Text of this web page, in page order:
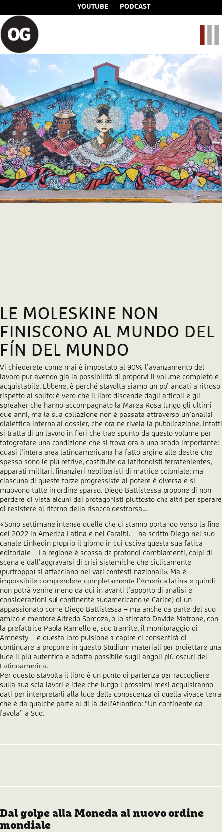
YOUTUBE PODCAST
LE MOLESKINE NON
FINISCONO AL MUNDO DEL
FÍN DEL MUNDO
Vi chiederete come mai è impostato al 90% l’avanzamento del
lavoro pur avendo già la possibilità di proporvi il volume completo e
acquistabile. Ebbene, è perché stavolta siamo un po’ andati a ritroso
rispetto al solito: è vero che il libro discende dagli articoli e gli
spreaker che hanno accompagnato la Marea Rosa lungo gli ultimi
due anni, ma la sua collazione non è passata attraverso un’analisi
dialettica interna al dossier, che ora ne rivela la pubblicazione. Infatti
si tratta di un lavoro in fieri che trae spunto da questo volume per
fotografare una condizione che si trova ora a uno snodo importante:
quasi l’intera area latinoamericana ha fatto argine alle destre che
spesso sono le più retrive, costituite da latifondisti terratenientes,
apparati militari, finanzieri neoliberisti di matrice coloniale; ma
ciascuna di queste forze progressiste al potere è diversa e si
muovono tutte in ordine sparso. Diego Battistessa propone di non
perdere di vista alcuni dei protagonisti piuttosto che altri per sperare
di resistere al ritorno della risacca destrorsa…
«Sono settimane intense quelle che ci stanno portando verso la fine
del 2022 in America Latina e nei Caraibi. – ha scritto Diego nel suo
canale Linkedin proprio il giorno in cui usciva questa sua fatica
editoriale – La regione è scossa da profondi cambiamenti, colpi di
scena e dall’aggravarsi di crisi sistemiche che ciclicamente
(purtroppo) si affacciano nei vari contesti nazionali». Ma è
impossibile comprendere completamente l’America latina e quindi
non potrà venire meno da qui in avanti l’apporto di analisi e
considerazioni sul continente sudamericano (e Caribe) di un
appassionato come Diego Battistessa – ma anche da parte del suo
amico e mentore Alfredo Somoza, o lo stimato Davide Matrone, con
la prefattrice Paola Ramello e, suo tramite, il monitoraggio di
Amnesty – e questa loro pulsione a capire ci consentirà di
continuare a proporre in questo Studium materiali per proiettare una
luce il più autentica e adatta possibile sugli angoli più oscuri del
Latinoamerica.
Per questo stavolta il libro è un punto di partenza per raccogliere
sulla sua scia lavori e idee che lungo i prossimi mesi acquisiranno
dati per interpretarli alla luce della conoscenza di quella vivace terra
che è da qualche parte al di là dell’Atlantico: “Un continente da
favola” a Sud.
Dal golpe alla Moneda al nuovo ordine
mondiale